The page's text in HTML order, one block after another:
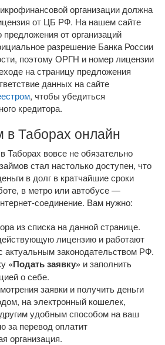
организации должна
от ЦБ РФ. На нашем сайте
от организаций
разрешение Банка России
поэтому ОРГН и номер лицензии
на страницу предложения
данных на сайте
, чтобы убедиться
кредитора.
в Таборах онлайн
Таборах вовсе не обязательно
стал настолько доступен, что
в долг в кратчайшие сроки
в метро или автобусе —
соединение. Вам нужно:
из списка на данной странице.
лицензию и работают
актуальным законодательством РФ.
«Подать заявку» и заполнить
о себе.
заявки и получить деньги
на электронный кошелек,
удобным способом на ваш
за перевод оплатит
организация.